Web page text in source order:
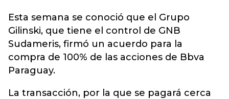
Esta semana se conoció que el Grupo
Gilinski, que tiene el control de GNB
Sudameris, firmó un acuerdo para la
compra de 100% de las acciones de Bbva
Paraguay.
La transacción, por la que se pagará cerca